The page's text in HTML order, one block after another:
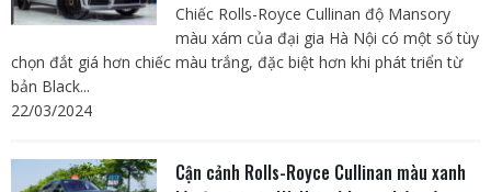
Chiếc Rolls-Royce Cullinan độ Mansory
màu xám của đại gia Hà Nội có một số tùy
chọn đắt giá hơn chiếc màu trắng, đặc biệt hơn khi phát triển từ
bản Black...
22/03/2024
Cận cảnh Rolls-Royce Cullinan màu xanh